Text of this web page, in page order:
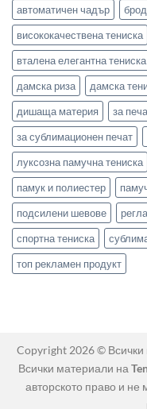
автоматичен чадър
висококачествена тениска
вталена елегантна тениска
дамска риза
дамска
дишаща материя
за
за сублимационен печат
луксозна памучна тениска
памук и полиестер
подсилени шевове
спортна тениска
топ рекламен продукт
Copyright 2026 © Всички
Всички материали на
авторското право и не